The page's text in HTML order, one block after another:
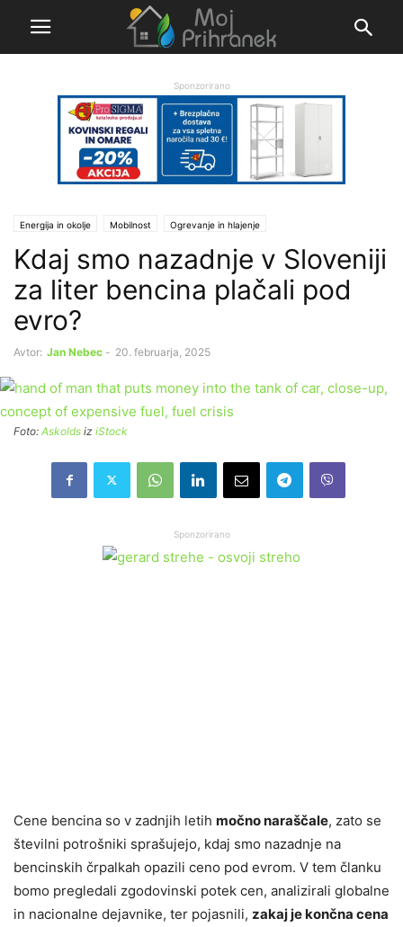
Sponzorirano
Energija in okolje Mobilnost Ogrevanje in hlajenje
Ogrevanje in energenti
Kdaj smo nazadnje v Sloveniji
za liter bencina plačali pod
evro?
Avtor: Jan Nebec - 20. februarja, 2025
Foto: Askolds iz iStock
Sponzorirano
Cene bencina so v zadnjih letih močno naraščale, zato se
številni potrošniki sprašujejo, kdaj smo nazadnje na
bencinskih črpalkah opazili ceno pod evrom. V tem članku
bomo pregledali zgodovinski potek cen, analizirali globalne
in nacionalne dejavnike, ter pojasnili, zakaj je končna cena